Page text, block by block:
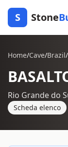
S Stone
Home/Cave/Brazil/
Rio Grande do
Scheda elenco